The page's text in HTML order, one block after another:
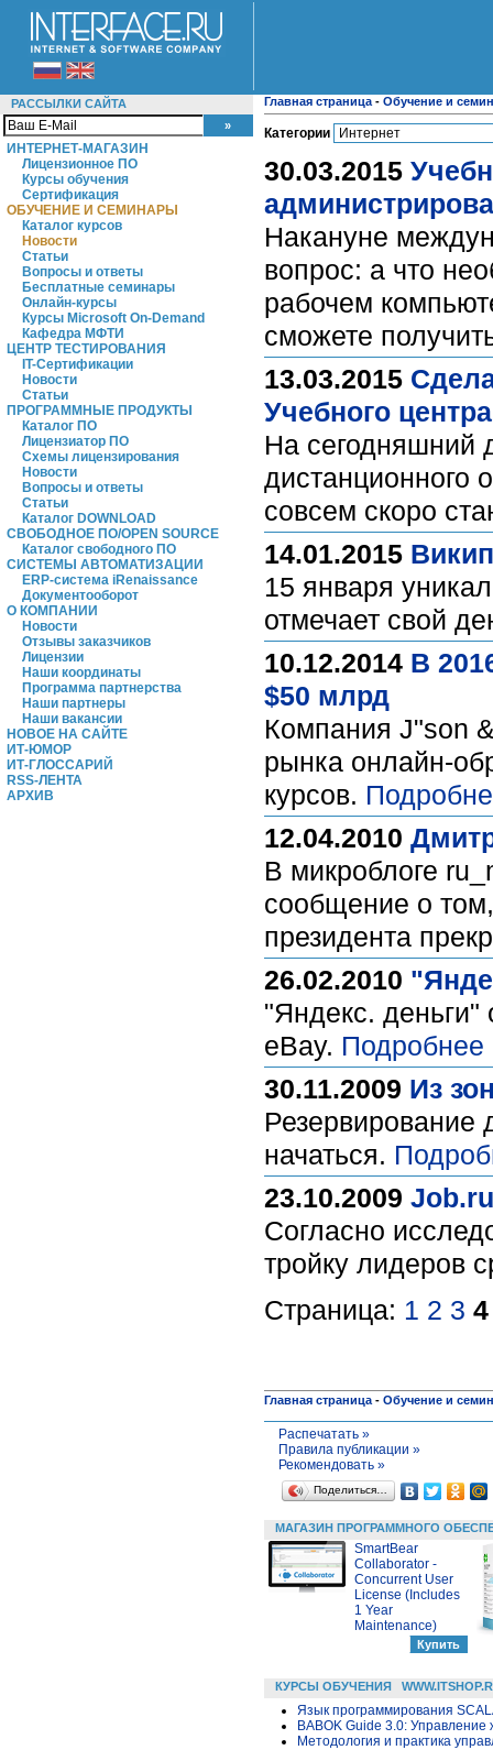
РАССЫЛКИ САЙТА
ИНТЕРНЕТ-МАГАЗИН
Лицензионное ПО
Курсы обучения
Сертификация
ОБУЧЕНИЕ И СЕМИНАРЫ
Каталог курсов
Новости
Статьи
Вопросы и ответы
Бесплатные семинары
Онлайн-курсы
Курсы Microsoft On-Demand
Кафедра МФТИ
ЦЕНТР ТЕСТИРОВАНИЯ
IT-Сертификации
Новости
Статьи
ПРОГРАММНЫЕ ПРОДУКТЫ
Каталог ПО
Лицензиатор ПО
Схемы лицензирования
Новости
Вопросы и ответы
Статьи
Каталог DOWNLOAD
СВОБОДНОЕ ПО/OPEN SOURCE
Каталог свободного ПО
СИСТЕМЫ АВТОМАТИЗАЦИИ
ERP-система iRenaissance
Документооборот
О КОМПАНИИ
Новости
Отзывы заказчиков
Лицензии
Наши координаты
Программа партнерства
Наши партнеры
Наши вакансии
НОВОЕ НА САЙТЕ
ИТ-ЮМОР
ИТ-ГЛОССАРИЙ
RSS-ЛЕНТА
АРХИВ
Главная страница - Обучение и
Категории
30.03.2015
Накануне
вопрос: а что
рабочем
сможете
13.03.2015
Учебного
На сегодняшний
дистанционного
совсем скоро
14.01.2015
15 января
отмечает свой
10.12.2014 В
$50 млрд
Компания J"son
рынка онлайн-
курсов.
12.04.2010
В микроблоге
сообщение о
президента
26.02.2010
"Яндекс. деньги"
eBay. Подробнее
30.11.2009 Из
Резервирование
начаться.
23.10.2009
Согласно
тройку лидеров
Страница: 1 2 3 4
Главная страница - Обучение и
Распечатать »
Правила публикации »
Рекомендовать »
Поделиться…
МАГАЗИН ПРОГРАММНОГО
SmartBear
Collaborator -
Concurrent User
License (Includes
1 Year
Maintenance)
КУРСЫ ОБУЧЕНИЯ
Язык программирования
BABOK Guide 3.0:
Методология и практика